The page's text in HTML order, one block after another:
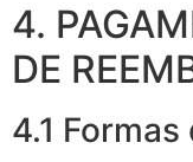
4.
DE
4.1